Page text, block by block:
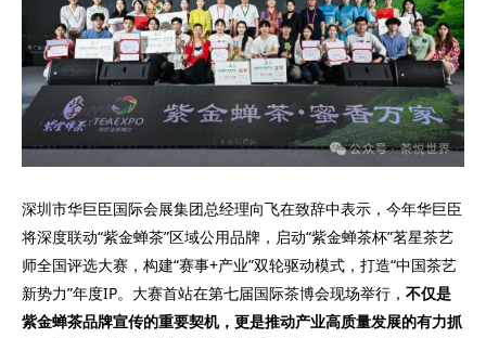
深圳市华巨臣国际会展集团总经理向飞在致辞中表示，今年华巨臣
将深度联动“紫金蝉茶”区域公用品牌，启动“紫金蝉茶杯”茗星茶艺
师全国评选大赛，构建“赛事+产业”双轮驱动模式，打造“中国茶艺
新势力”年度IP。大赛首站在第七届国际茶博会现场举行， 不仅是
紫金蝉茶品牌宣传的重要契机，更是推动产业高质量发展的有力抓